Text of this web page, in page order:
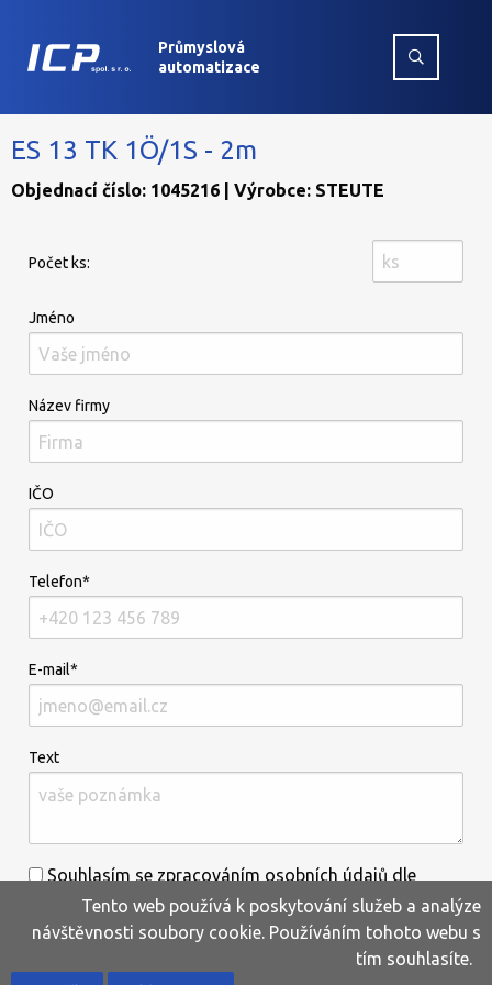
Průmyslová
automatizace
ES 13 TK 1Ö/1S - 2m
Objednací číslo: 1045216 | Výrobce: STEUTE
Počet ks:
Jméno
Název firmy
IČO
Telefon*
E-mail*
Text
Souhlasím se zpracováním osobních údajů dle
informací uvedenýchzde.*
Tento web používá k poskytování služeb a analýze
návštěvnosti soubory cookie. Používáním tohoto webu s
tím souhlasíte.